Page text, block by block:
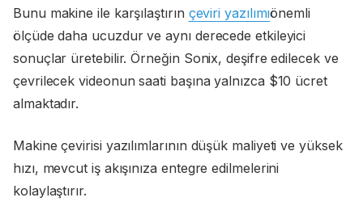
Bunu makine ile karşılaştırın çeviri yazılımıönemli
ölçüde daha ucuzdur ve aynı derecede etkileyici
sonuçlar üretebilir. Örneğin Sonix, deşifre edilecek ve
çevrilecek videonun saati başına yalnızca $10 ücret
almaktadır.
Makine çevirisi yazılımlarının düşük maliyeti ve yüksek
hızı, mevcut iş akışınıza entegre edilmelerini
kolaylaştırır.